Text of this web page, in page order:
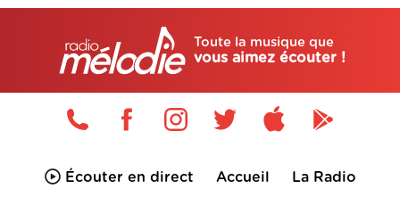
Toute la musique que
vous aimez écouter !
Écouter en direct Accueil La Radio